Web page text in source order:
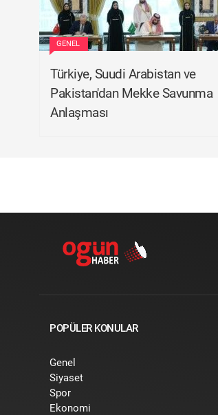
GENEL
Türkiye, Suudi Arabistan ve
Pakistan'dan Mekke Savunma
Anlaşması
POPÜLER KONULAR
Genel
Siyaset
Spor
Ekonomi